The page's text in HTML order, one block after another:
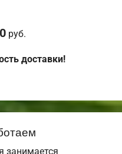
0 руб.
доставки!
занимается